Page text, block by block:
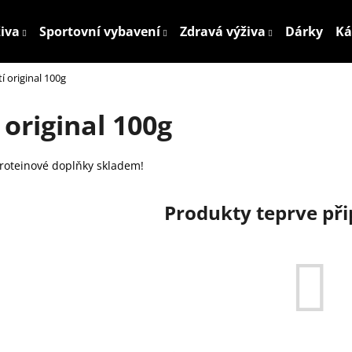
Sportovní vybavení Zdravá výživa Dárky
original 100g
100g
doplňky skladem!
Produkty teprve
Co potřebujete najít?
Doporučujeme